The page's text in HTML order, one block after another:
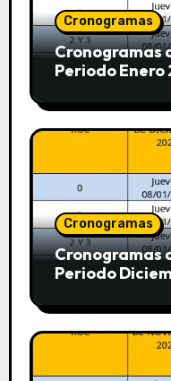
Cronogramas
Cronogramas
Periodo Enero
Cronogramas
Cronogramas
Periodo